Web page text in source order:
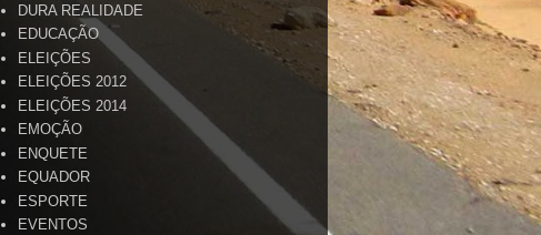
DURA REALIDADE
EDUCAÇÃO
ELEIÇÕES
ELEIÇÕES 2012
ELEIÇÕES 2014
EMOÇÃO
ENQUETE
EQUADOR
ESPORTE
EVENTOS